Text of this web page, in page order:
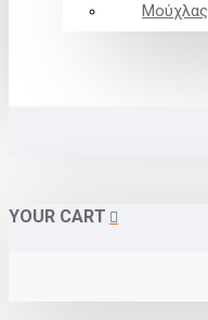
Μούχλας
YOUR CART